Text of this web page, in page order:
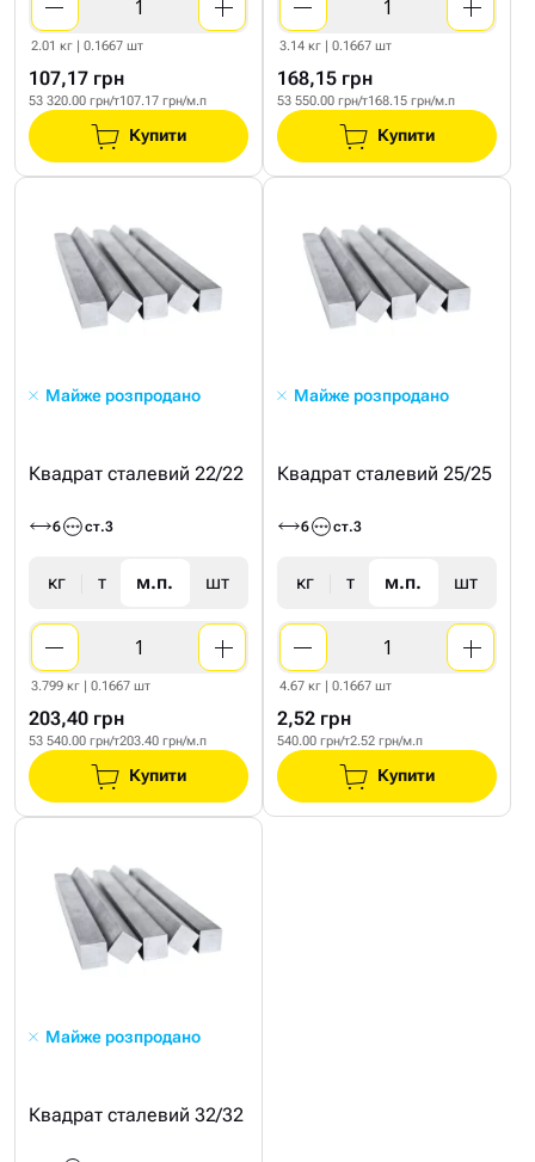
2.01 кг | 0.1667 шт
107,17 грн
53 320.00 грн/т107.17 грн/м.п
Купити
3.14 кг | 0.1667 шт
168,15 грн
53 550.00 грн/т168.15 грн/м.п
Купити
Майже розпродано
Квадрат сталевий 22/22
6 ст.3
кг т м.п. шт
3.799 кг | 0.1667 шт
203,40 грн
53 540.00 грн/т203.40 грн/м.п
Купити
Майже розпродано
Квадрат сталевий 25/25
6 ст.3
кг т м.п. шт
4.67 кг | 0.1667 шт
2,52 грн
540.00 грн/т2.52 грн/м.п
Купити
Майже розпродано
Квадрат сталевий 32/32